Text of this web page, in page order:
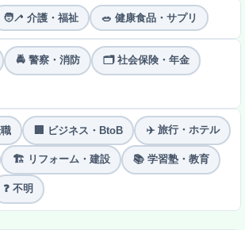
🧑‍🦯 介護・福祉 🥗 健康食品・サプリ
🚔 警察・消防 🗂 社会保険・年金
🏢 ビジネス・BtoB ✈️ 旅行・ホテル
🏗 リフォーム・建設 📚 学習塾・教育
❓ 不明